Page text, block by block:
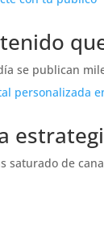
se publican
saturado de